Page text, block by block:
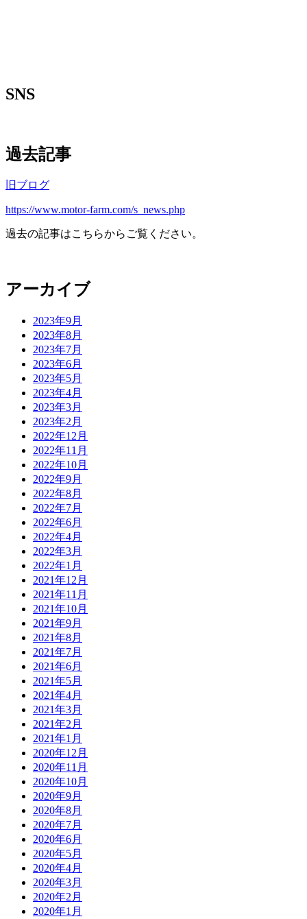
SNS
過去記事
旧ブログ
https://www.motor-farm.com/s_news.php
過去の記事はこちらからご覧ください。
アーカイブ
2023年9月
2023年8月
2023年7月
2023年6月
2023年5月
2023年4月
2023年3月
2023年2月
2022年12月
2022年11月
2022年10月
2022年9月
2022年8月
2022年7月
2022年6月
2022年4月
2022年3月
2022年1月
2021年12月
2021年11月
2021年10月
2021年9月
2021年8月
2021年7月
2021年6月
2021年5月
2021年4月
2021年3月
2021年2月
2021年1月
2020年12月
2020年11月
2020年10月
2020年9月
2020年8月
2020年7月
2020年6月
2020年5月
2020年4月
2020年3月
2020年2月
2020年1月